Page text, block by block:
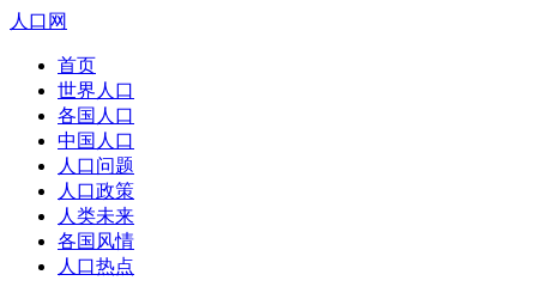
人口网
首页
世界人口
各国人口
中国人口
人口问题
人口政策
人类未来
各国风情
人口热点